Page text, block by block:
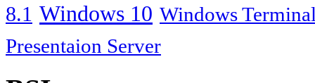
8.1 Windows 10 Windows
Presentaion Server